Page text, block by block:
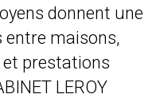
donnent une
maisons,
prestations
LEROY